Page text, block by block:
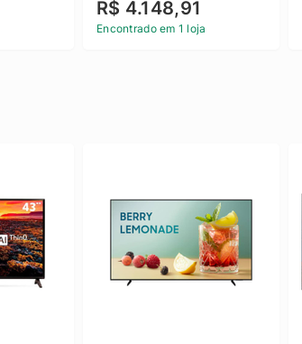
R$ 4.148,91
Encontrado em 1 loja